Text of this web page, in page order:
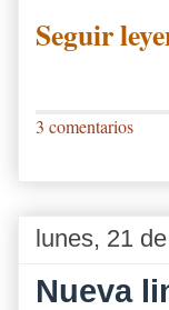
Seguir
3 comentarios
lunes, 21
Nueva